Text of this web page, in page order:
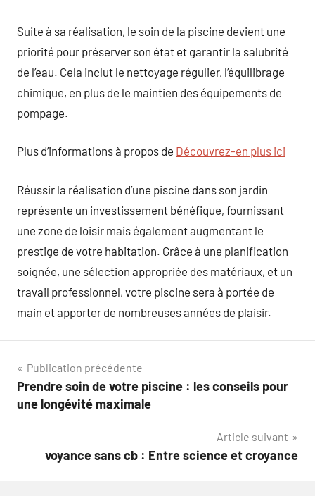
Suite à sa réalisation, le soin de la piscine devient une
priorité pour préserver son état et garantir la salubrité
de l’eau. Cela inclut le nettoyage régulier, l’équilibrage
chimique, en plus de le maintien des équipements de
pompage.
Plus d’informations à propos de Découvrez-en plus ici
Réussir la réalisation d’une piscine dans son jardin
représente un investissement bénéfique, fournissant
une zone de loisir mais également augmentant le
prestige de votre habitation. Grâce à une planification
soignée, une sélection appropriée des matériaux, et un
travail professionnel, votre piscine sera à portée de
main et apporter de nombreuses années de plaisir.
Navigation
de
Publication précédente
Prendre soin de votre piscine : les conseils pour
une longévité maximale
Article suivant
voyance sans cb : Entre science et croyance